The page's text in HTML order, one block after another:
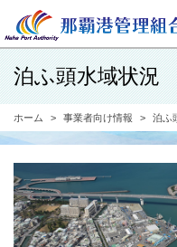
泊ふ頭水域状況
ホーム 事業者向け情報 泊ふ